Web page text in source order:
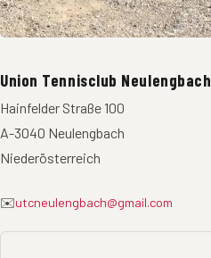
Union Tennisclub Neulengbach
Hainfelder Straße 100
A-3040 Neulengbach
Niederösterreich
✉️utcneulengbach@gmail.com